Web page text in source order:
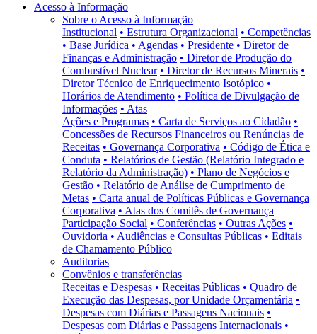
Acesso à Informação
Sobre o Acesso à Informação
Institucional • Estrutura Organizacional • Competências
• Base Jurídica • Agendas • Presidente • Diretor de
Finanças e Administração • Diretor de Produção do
Combustível Nuclear • Diretor de Recursos Minerais •
Diretor Técnico de Enriquecimento Isotópico •
Horários de Atendimento • Política de Divulgação de
Informações • Atas
Ações e Programas • Carta de Serviços ao Cidadão •
Concessões de Recursos Financeiros ou Renúncias de
Receitas • Governança Corporativa • Código de Ética e
Conduta • Relatórios de Gestão (Relatório Integrado e
Relatório da Administração) • Plano de Negócios e
Gestão • Relatório de Análise de Cumprimento de
Metas • Carta anual de Políticas Públicas e Governança
Corporativa • Atas dos Comitês de Governança
Participação Social • Conferências • Outras Ações •
Ouvidoria • Audiências e Consultas Públicas • Editais
de Chamamento Público
Auditorias
Convênios e transferências
Receitas e Despesas • Receitas Públicas • Quadro de
Execução das Despesas, por Unidade Orçamentária •
Despesas com Diárias e Passagens Nacionais •
Despesas com Diárias e Passagens Internacionais •